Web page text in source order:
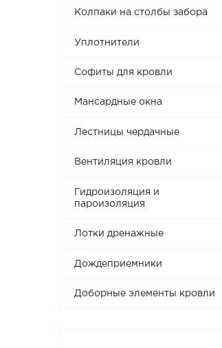
Колпаки на столбы забора
Уплотнители
Софиты для кровли
Мансардные окна
Лестницы чердачные
Вентиляция кровли
Гидроизоляция и
пароизоляция
Лотки дренажные
Дождеприемники
Доборные элементы кровли